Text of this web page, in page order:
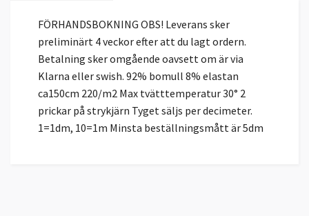
FÖRHANDSBOKNING OBS! Leverans sker
preliminärt 4 veckor efter att du lagt ordern.
Betalning sker omgående oavsett om är via
Klarna eller swish. 92% bomull 8% elastan
ca150cm 220/m2 Max tvätttemperatur 30° 2
prickar på strykjärn Tyget säljs per decimeter.
1=1dm, 10=1m Minsta beställningsmått är 5dm